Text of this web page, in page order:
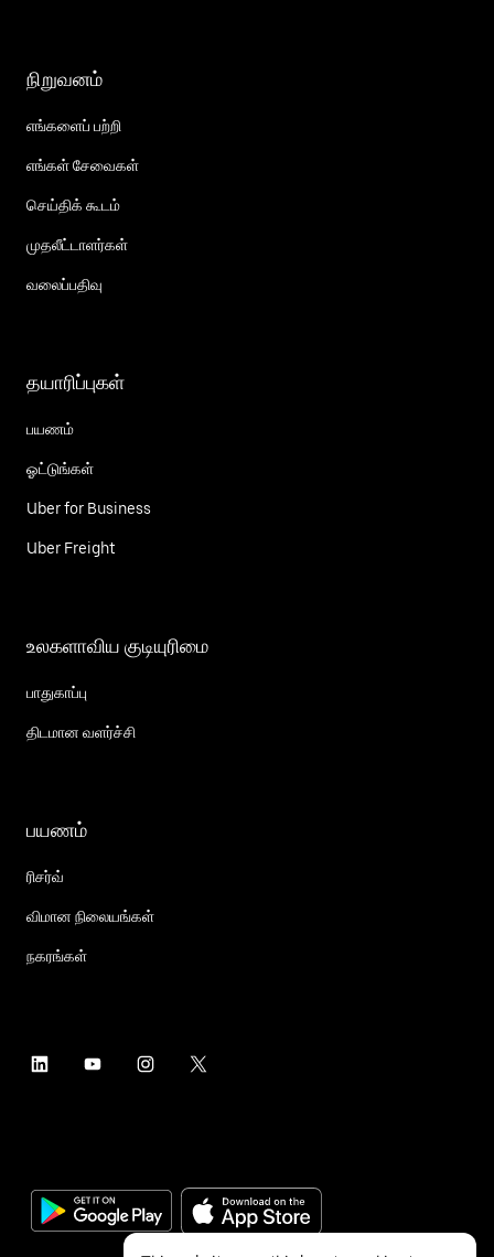
நிறுவனம்
எங்களைப் பற்றி
எங்கள் சேவைகள்
செய்திக் கூடம்
முதலீட்டாளர்கள்
வலைப்பதிவு
தயாரிப்புகள்
பயணம்
ஓட்டுங்கள்
Uber for Business
Uber Freight
உலகளாவிய குடியுரிமை
பாதுகாப்பு
திடமான வளர்ச்சி
பயணம்
ரிசர்வ்
விமான நிலையங்கள்
நகரங்கள்